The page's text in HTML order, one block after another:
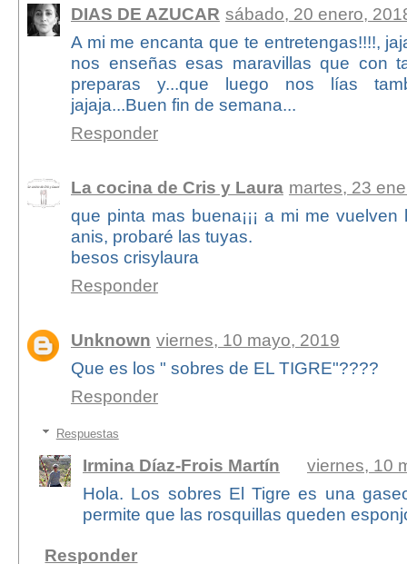
DIAS DE AZUCAR sábado, 20 enero,
A mi me encanta que te entretengas!!!!,
nos enseñas esas maravillas que con
preparas y...que luego nos lías
jajaja...Buen fin de semana...
Responder
La cocina de Cris y Laura martes, 23
que pinta mas buena¡¡¡ a mi me
anis, probaré las tuyas.
besos crisylaura
Responder
Unknown viernes, 10 mayo, 2019
Que es los " sobres de EL TIGRE"????
Responder
Respuestas
Irmina Díaz-Frois Martín
viernes, 10
Hola. Los sobres El Tigre es una
permite que las rosquillas queden
Responder